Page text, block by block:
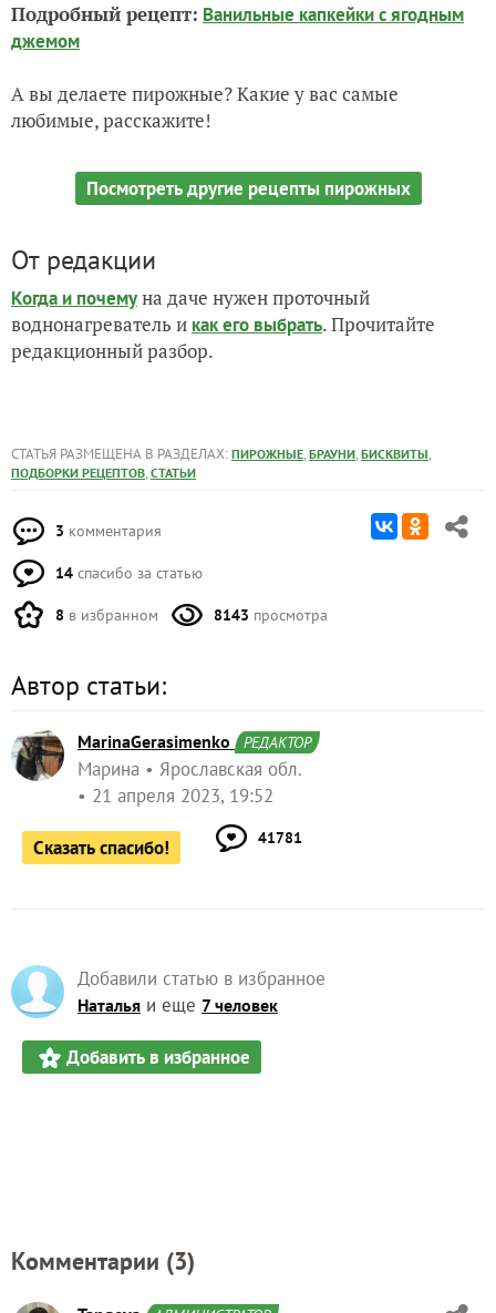
Подробный рецепт: Ванильные капкейки с ягодным
джемом
А вы делаете пирожные? Какие у вас самые
любимые, расскажите!
Посмотреть другие рецепты пирожных
От редакции
Когда и почемуна даче нужен проточный
воднонагреватель и как его выбрать. Прочитайте
редакционный разбор.
СТАТЬЯ РАЗМЕЩЕНА В РАЗДЕЛАХ: ПИРОЖНЫЕ, БРАУНИ, БИСКВИТЫ,
ПОДБОРКИ РЕЦЕПТОВ, СТАТЬИ
3 комментария
14 спасибо за статью
8 в избранном 8143 просмотра
Автор статьи:
MarinaGerasimenko РЕДАКТОР
Марина
Ярославская обл.
21 апреля 2023, 19:52
Сказать спасибо! 41781
Добавили статью в избранное
Наталья и еще 7 человек
Добавить в избранное
Комментарии (3)